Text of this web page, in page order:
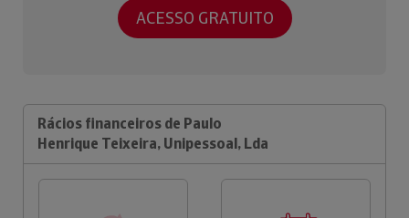
ACESSO GRATUITO
Rácios financeiros de Paulo
Henrique Teixeira, Unipessoal, Lda